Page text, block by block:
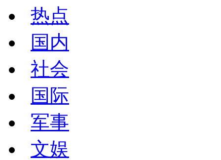
热点
国内
社会
国际
军事
文娱